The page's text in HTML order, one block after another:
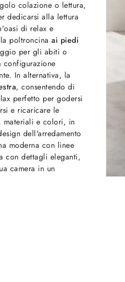
colazione o lettura,
dedicarsi alla lettura
di relax e
poltroncina ai piedi
per gli abiti o
configurazione
In alternativa, la
, consentendo di
perfetto per godersi
e ricaricare le
materiali e colori, in
dell'arredamento
moderna con linee
con dettagli eleganti,
camera in un